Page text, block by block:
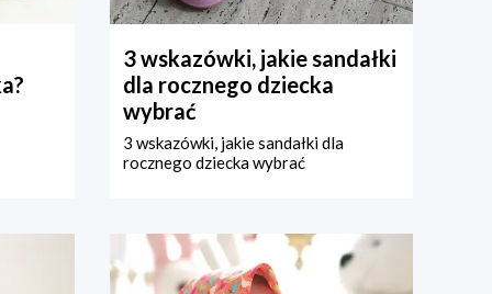
3 wskazówki, jakie sandałki
dla rocznego dziecka
wybrać
3 wskazówki, jakie sandałki dla
rocznego dziecka wybrać